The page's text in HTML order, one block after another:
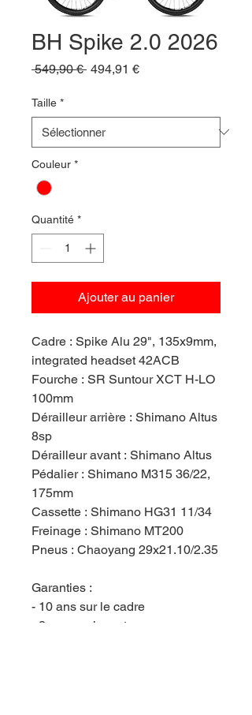
BH Spike 2.0 2026
549,90 € Prix
494,91 €Prix
Taille *
Couleur *
Quantité *
Ajouter au panier
Cadre : Spike Alu 29", 135x9mm,
integrated headset 42ACB
Fourche : SR Suntour XCT H-LO
100mm
Dérailleur arrière : Shimano Altus
8sp
Dérailleur avant : Shimano Altus
Pédalier : Shimano M315 36/22,
175mm
Cassette : Shimano HG31 11/34
Freinage : Shimano MT200
Pneus : Chaoyang 29x21.10/2.35
Garanties :
- 10 ans sur le cadre
- 2 ans sur le reste